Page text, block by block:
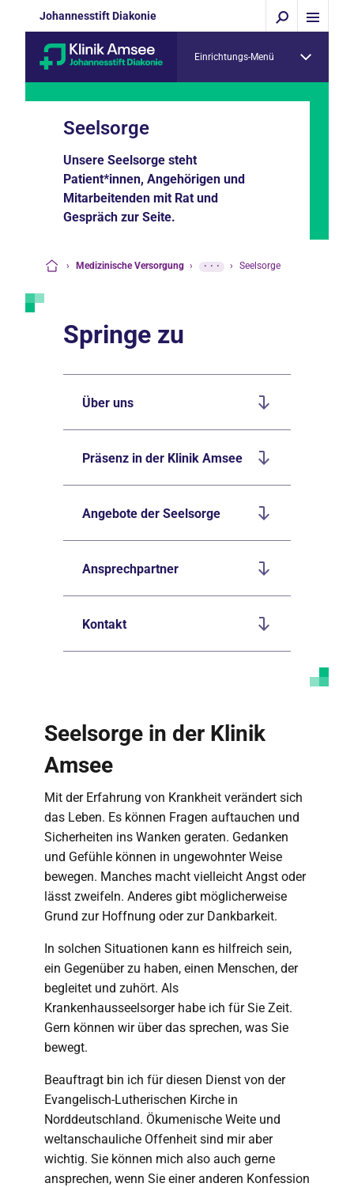
Johannesstift Diakonie
Einrichtungs-Menü
Seelsorge
Unsere Seelsorge steht
Patient*innen, Angehörigen und
Mitarbeitenden mit Rat und
Gespräch zur Seite.
› Medizinische Versorgung › ··· › Seelsorge
Springe zu
Über uns
Präsenz in der Klinik Amsee
Angebote der Seelsorge
Ansprechpartner
Kontakt
Seelsorge in der Klinik
Amsee
Mit der Erfahrung von Krankheit verändert sich
das Leben. Es können Fragen auftauchen und
Sicherheiten ins Wanken geraten. Gedanken
und Gefühle können in ungewohnter Weise
bewegen. Manches macht vielleicht Angst oder
lässt zweifeln. Anderes gibt möglicherweise
Grund zur Hoffnung oder zur Dankbarkeit.
In solchen Situationen kann es hilfreich sein,
ein Gegenüber zu haben, einen Menschen, der
begleitet und zuhört. Als
Krankenhausseelsorger habe ich für Sie Zeit.
Gern können wir über das sprechen, was Sie
bewegt.
Beauftragt bin ich für diesen Dienst von der
Evangelisch-Lutherischen Kirche in
Norddeutschland. Ökumenische Weite und
weltanschauliche Offenheit sind mir aber
wichtig. Sie können mich also auch gerne
ansprechen, wenn Sie einer anderen Konfession